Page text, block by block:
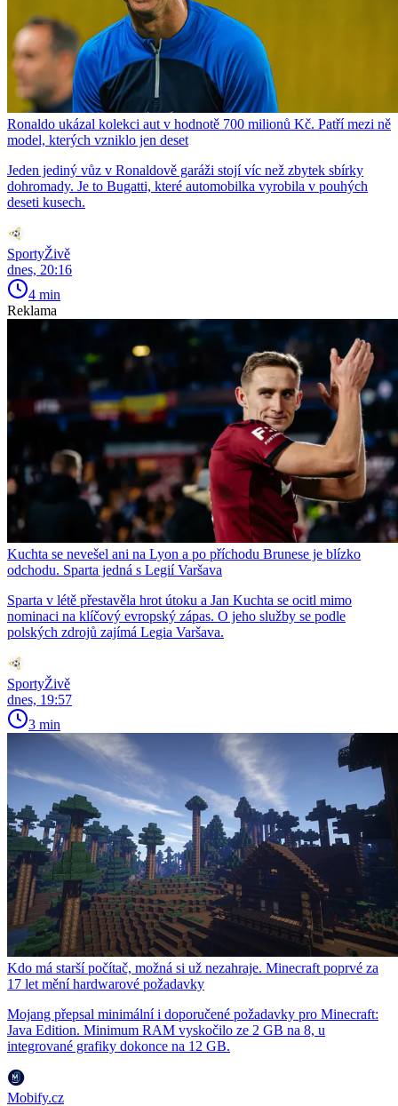
Ronaldo ukázal kolekci aut v hodnotě 700 milionů Kč. Patří mezi ně
model, kterých vzniklo jen deset
Jeden jediný vůz v Ronaldově garáži stojí víc než zbytek sbírky
dohromady. Je to Bugatti, které automobilka vyrobila v pouhých
deseti kusech.
SportyŽivě
dnes, 20:16
4 min
Reklama
Kuchta se nevešel ani na Lyon a po příchodu Brunese je blízko
odchodu. Sparta jedná s Legií Varšava
Sparta v létě přestavěla hrot útoku a Jan Kuchta se ocitl mimo
nominaci na klíčový evropský zápas. O jeho služby se podle
polských zdrojů zajímá Legia Varšava.
SportyŽivě
dnes, 19:57
3 min
Kdo má starší počítač, možná si už nezahraje. Minecraft poprvé za
17 let mění hardwarové požadavky
Mojang přepsal minimální i doporučené požadavky pro Minecraft:
Java Edition. Minimum RAM vyskočilo ze 2 GB na 8, u
integrované grafiky dokonce na 12 GB.
Mobify.cz